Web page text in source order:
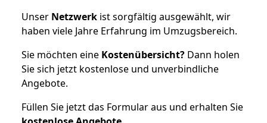
Unser Netzwerk ist sorgfältig ausgewählt, wir
haben viele Jahre Erfahrung im Umzugsbereich.
Sie möchten eine Kostenübersicht? Dann holen
Sie sich jetzt kostenlose und unverbindliche
Angebote.
Füllen Sie jetzt das Formular aus und erhalten Sie